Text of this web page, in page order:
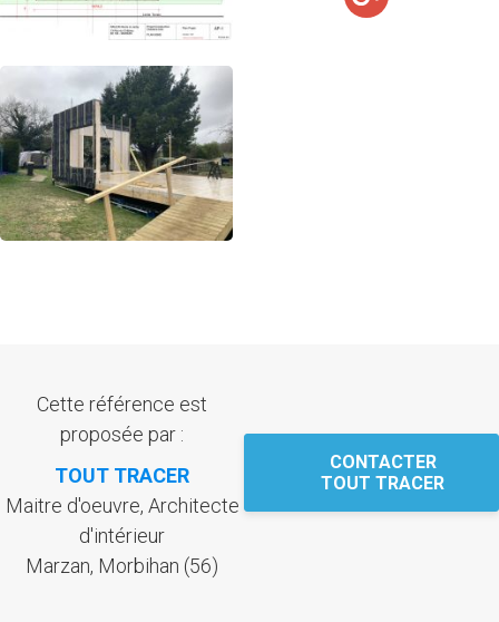
Cette référence est
proposée par :
TOUT TRACER
Maitre d'oeuvre, Architecte
d'intérieur
Marzan, Morbihan (56)
CONTACTER
TOUT TRACER